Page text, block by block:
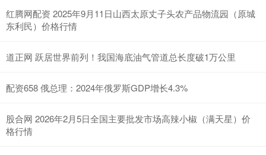
红腾网配资 2025年9月11日山西太原丈子头农产品物流园（原城
东利民）价格行情
道正网 跃居世界前列！我国海底油气管道总长度破1万公里
配资658 俄总理：2024年俄罗斯GDP增长4.3%
股合网 2026年2月5日全国主要批发市场高辣小椒（满天星）价
格行情